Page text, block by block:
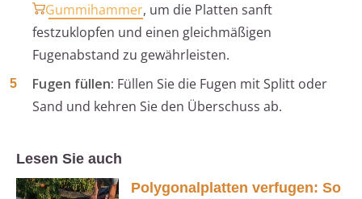
Gummihammer, um die Platten sanft
festzuklopfen und einen gleichmäßigen
Fugenabstand zu gewährleisten.
Fugen füllen: Füllen Sie die Fugen mit Splitt oder
Sand und kehren Sie den Überschuss ab.
Lesen Sie auch
Polygonalplatten verfugen: So